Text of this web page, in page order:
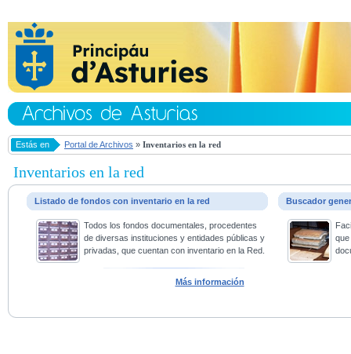
Estás en Portal de Archivos » Inventarios en la red
Inventarios en la red
Listado de fondos con inventario en la red
Todos los fondos documentales, procedentes
de diversas instituciones y entidades públicas y
privadas, que cuentan con inventario en la Red.
Más información
Buscador